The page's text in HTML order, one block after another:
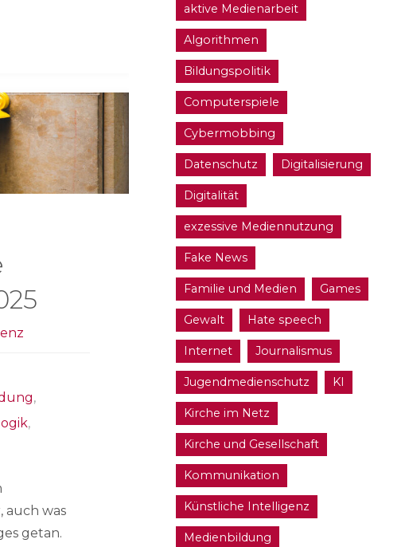
,
,
was
getan.
aktive Medienarbeit
Algorithmen
Bildungspolitik
Computerspiele
Cybermobbing
Datenschutz Digitalisierung
Digitalität
exzessive Mediennutzung
Fake News
Familie und Medien Games
Gewalt Hate speech
Internet Journalismus
Jugendmedienschutz KI
Kirche im Netz
Kirche und Gesellschaft
Kommunikation
Künstliche Intelligenz
Medienbildung